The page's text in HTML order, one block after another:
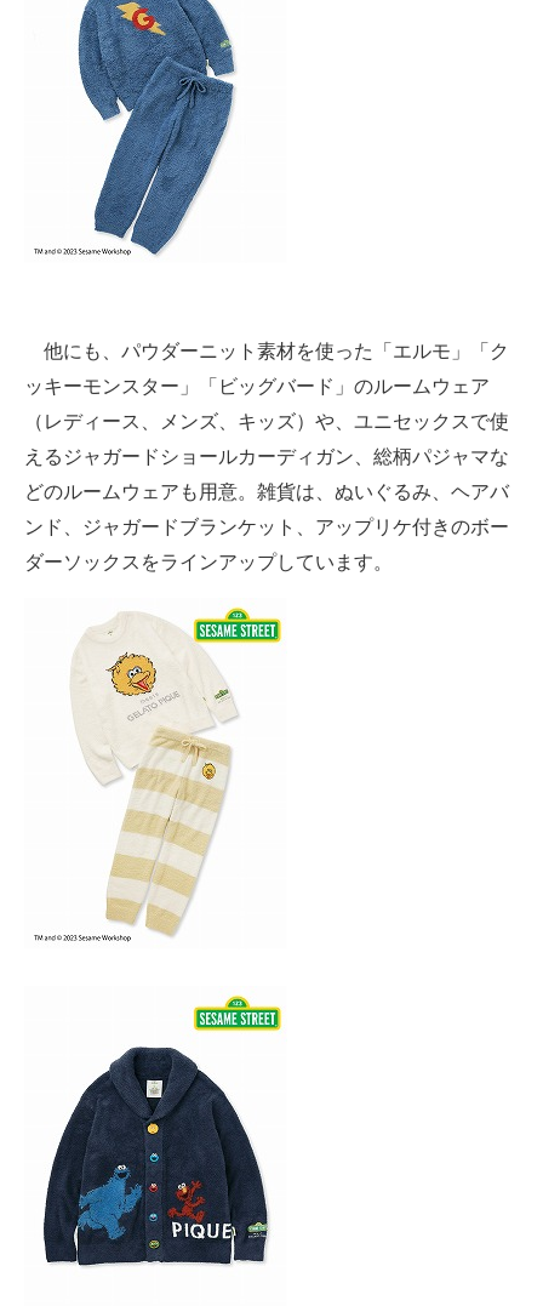
他にも、パウダーニット素材を使った「エルモ」「ク
ッキーモンスター」「ビッグバード」のルームウェア
（レディース、メンズ、キッズ）や、ユニセックスで使
えるジャガードショールカーディガン、総柄パジャマな
どのルームウェアも用意。雑貨は、ぬいぐるみ、ヘアバ
ンド、ジャガードブランケット、アップリケ付きのボー
ダーソックスをラインアップしています。